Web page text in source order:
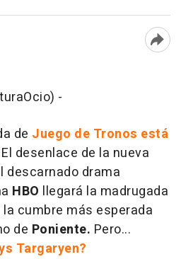
-
de Juego de Tronos está
El desenlace de la nueva
descarnado drama
HBO llegará la madrugada
cumbre más esperada
de Poniente. Pero...
Targaryen?